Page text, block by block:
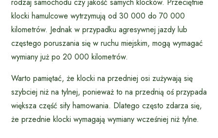
klocki hamulcowe wytrzymują od 30 000 do 70 000
kilometrów. Jednak w przypadku agresywnej jazdy lub
częstego poruszania się w ruchu miejskim, mogą wymagać
wymiany już po 20 000 kilometrów.
Warto pamiętać, że klocki na przedniej osi zużywają się
szybciej niż na tylnej, ponieważ to na przednią oś przypada
większa część siły hamowania. Dlatego często zdarza się,
że przednie klocki wymagają wymiany wcześniej niż tylne.